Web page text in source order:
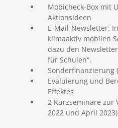
Mobicheck-Box mit
Aktionsideen
E-Mail-Newsletter:
klimaaktiv mobilen
dazu den
für Schulen“.
Sonderfinanzierung
Evaluierung und
Effektes
2 Kurzseminare zur
2022 und April 2023)